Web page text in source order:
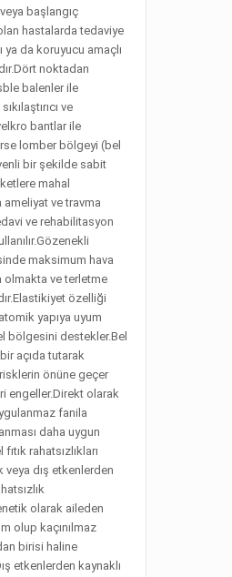
veya başlangıç
hastalarda tedaviye
ya da koruyucu amaçlı
noktadan
balenler ile
ve
bantlar ile
lomber bölgeyi (bel
bir şekilde sabit
mahal
ameliyat ve travma
ve rehabilitasyon
maksimum hava
olmakta ve terletme
özelliği
yapıya uyum
bölgesini destekler.Bel
açıda tutarak
önüne geçer
engeller.Direkt olarak
fanila
daha uygun
rahatsızlıkları
veya dış etkenlerden
olarak aileden
olup kaçınılmaz
birisi haline
etkenlerden kaynaklı